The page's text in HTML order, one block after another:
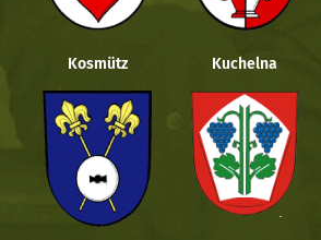
Kosmütz Kuchelna